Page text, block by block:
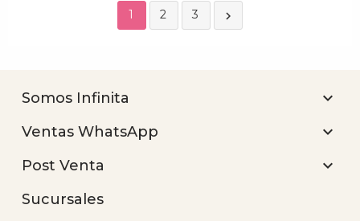
1 2 3 
Somos Infinita 
Ventas WhatsApp 
Post Venta 
Sucursales